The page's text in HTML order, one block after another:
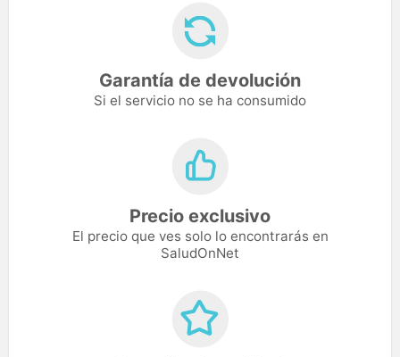
Garantía de devolución
Si el servicio no se ha consumido
Precio exclusivo
El precio que ves solo lo encontrarás en
SaludOnNet